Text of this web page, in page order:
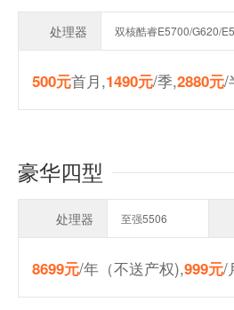
处理器 双核酷睿E5700/G620/
500元首月,1490元/季,2880元/
豪华四型
处理器 至强5506
8699元/年（不送产权),999元/